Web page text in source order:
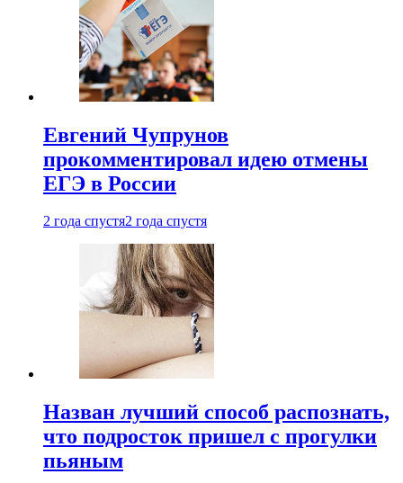
Евгений Чупрунов
прокомментировал идею отмены
ЕГЭ в России
2 года спустя2 года спустя
Назван лучший способ распознать,
что подросток пришел с прогулки
пьяным